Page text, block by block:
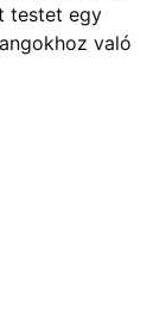
testet egy
való